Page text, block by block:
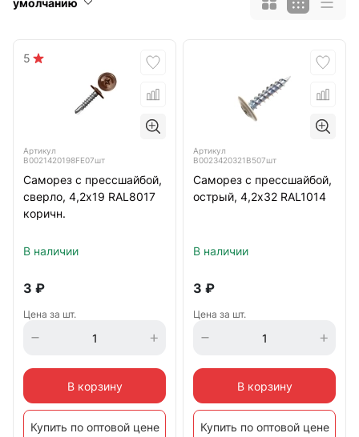
5
Артикул
B0021420198FE07шт
Саморез с прессшайбой,
сверло, 4,2х19 RAL8017
коричн.
В наличии
3 ₽
Цена за шт.
В корзину
Купить по оптовой цене
Артикул
B0023420321B507шт
Саморез с прессшайбой,
острый, 4,2х32 RAL1014
В наличии
3 ₽
Цена за шт.
В корзину
Купить по оптовой цене